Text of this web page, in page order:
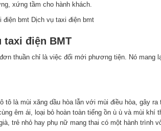
xứng tầm cho hành khách.
Dịch vụ taxi điện bmt
taxi điện BMT
thuần chỉ là việc đổi mới phương tiện. Nó mang
là mùi xăng dầu hòa lẫn với mùi điều hòa, gây ra
êm ái, loại bỏ hoàn toàn tiếng ồn ù ù và mùi khí
trẻ nhỏ hay phụ nữ mang thai có một hành trình